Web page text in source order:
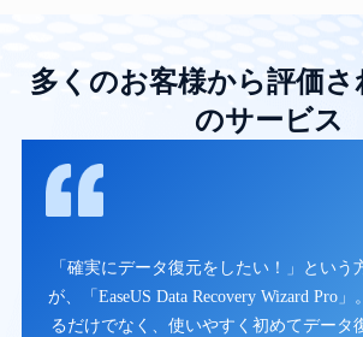
多くのお客様から評価さ
のサービス
「確実にデータ復元をしたい！」という
が、「EaseUS Data Recovery Wizard Pro
るだけでなく、使いやすく初めてデータ